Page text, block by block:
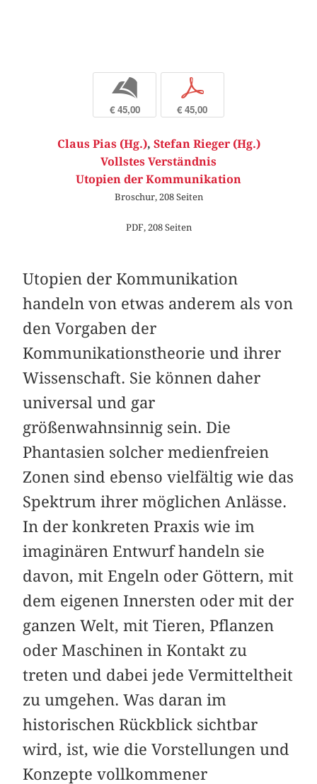
b
€ 45,00
p
€ 45,00
Claus Pias (Hg.), Stefan Rieger (Hg.)
Vollstes Verständnis
Utopien der Kommunikation
Broschur, 208 Seiten
PDF, 208 Seiten
Utopien der Kommunikation
handeln von etwas anderem als von
den Vorgaben der
Kommunikationstheorie und ihrer
Wissenschaft. Sie können daher
universal und gar
größenwahnsinnig sein. Die
Phantasien solcher medienfreien
Zonen sind ebenso vielfältig wie das
Spektrum ihrer möglichen Anlässe.
In der konkreten Praxis wie im
imaginären Entwurf handeln sie
davon, mit Engeln oder Göttern, mit
dem eigenen Innersten oder mit der
ganzen Welt, mit Tieren, Pflanzen
oder Maschinen in Kontakt zu
treten und dabei jede Vermitteltheit
zu umgehen. Was daran im
historischen Rückblick sichtbar
wird, ist, wie die Vorstellungen und
Konzepte vollkommener